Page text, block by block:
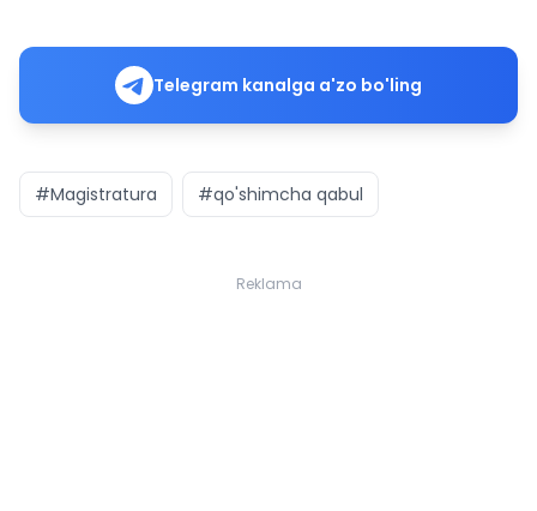
Telegram kanalga a'zo bo'ling
#Magistratura #qo'shimcha qabul
Reklama